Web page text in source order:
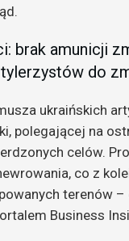
brak amunicji
do
ukraińskich
polegającej na
celów.
co z
terenów
Business